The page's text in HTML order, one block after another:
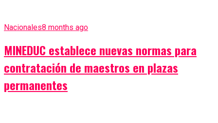
Nacionales8 months ago
MINEDUC establece nuevas normas para
contratación de maestros en plazas
permanentes